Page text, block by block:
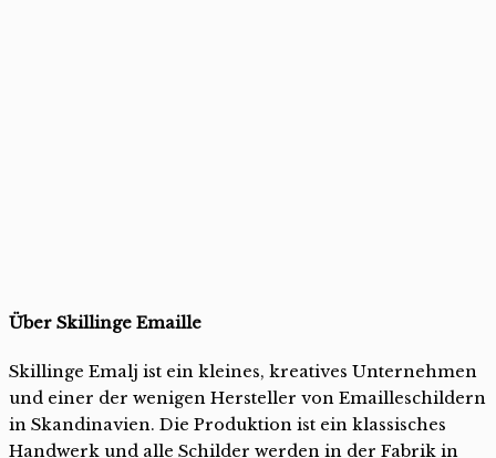
Über Skillinge Emaille
Skillinge Emalj ist ein kleines, kreatives Unternehmen
und einer der wenigen Hersteller von Emailleschildern
in Skandinavien. Die Produktion ist ein klassisches
Handwerk und alle Schilder werden in der Fabrik in